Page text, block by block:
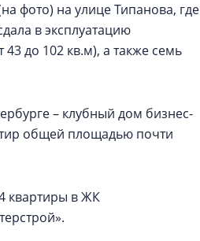
фото) на улице Типанова, где
в эксплуатацию
43 до 102 кв.м), а также семь
– клубный дом бизнес-
общей площадью почти
квартиры в ЖК